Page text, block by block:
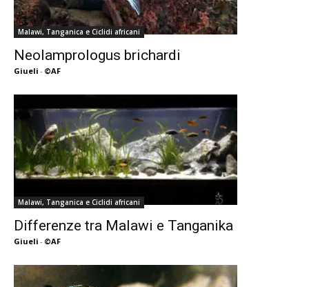
Malawi, Tanganica e Ciclidi africani
Neolamprologus brichardi
Giueli - ©AF
Malawi, Tanganica e Ciclidi africani
Differenze tra Malawi e Tanganika
Giueli - ©AF